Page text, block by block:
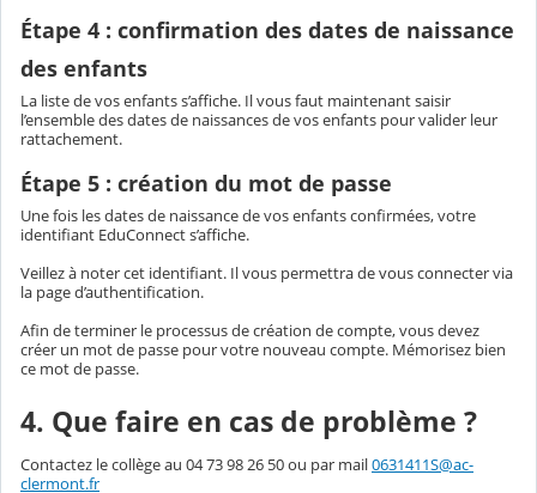
Étape 4 : confirmation des dates de naissance
des enfants
La liste de vos enfants s’affiche. Il vous faut maintenant saisir
l’ensemble des dates de naissances de vos enfants pour valider leur
rattachement.
Étape 5 : création du mot de passe
Une fois les dates de naissance de vos enfants confirmées, votre
identifiant EduConnect s’affiche.
Veillez à noter cet identifiant. Il vous permettra de vous connecter via
la page d’authentification.
Afin de terminer le processus de création de compte, vous devez
créer un mot de passe pour votre nouveau compte. Mémorisez bien
ce mot de passe.
4. Que faire en cas de problème ?
Contactez le collège au 04 73 98 26 50 ou par mail0631411S@ac-
clermont.fr